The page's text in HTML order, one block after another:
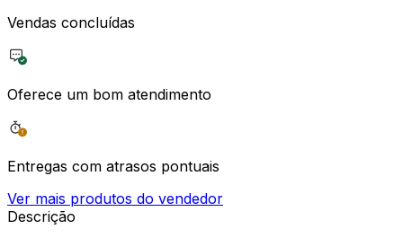
Vendas concluídas
Oferece um bom atendimento
Entregas com atrasos pontuais
Ver mais produtos do vendedor
Descrição